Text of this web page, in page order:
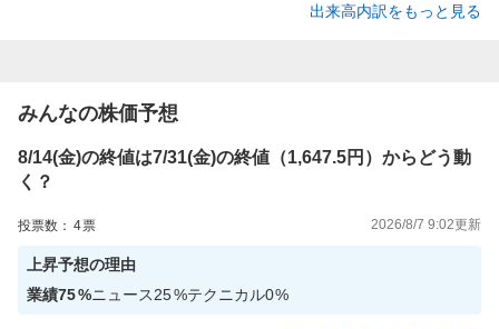
出来高内訳をもっと見る
みんなの株価予想
8/14(金)の終値は7/31(金)の終値（1,647.5円）からどう動
く？
投票数： 4票 2026/8/7 9:02更新
上昇予想の理由
業績75%ニュース25%テクニカル0%